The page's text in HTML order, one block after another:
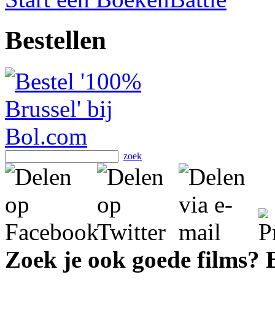
Bestellen
zoek
Zoek je ook goede films?